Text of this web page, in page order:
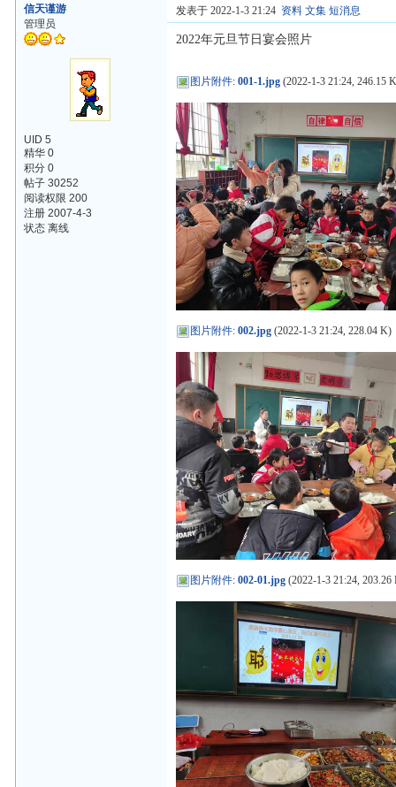
信天谨游
管理员
UID 5
精华 0
积分 0
帖子 30252
阅读权限 200
注册 2007-4-3
状态 离线
发表于 2022-1-3 21:24 资料 文集 短消息
2022年元旦节日宴会照片
图片附件:001-1.jpg (2022-1-3 21:24, 246.15
图片附件:002.jpg (2022-1-3 21:24, 228.04 K)
图片附件:002-01.jpg (2022-1-3 21:24, 203.26